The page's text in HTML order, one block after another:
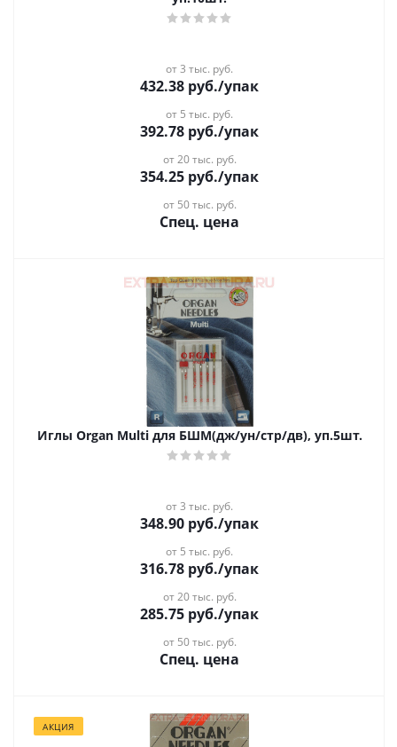
от 3 тыс. руб.
432.38 руб./упак
от 5 тыс. руб.
392.78 руб./упак
от 20 тыс. руб.
354.25 руб./упак
от 50 тыс. руб.
Спец. цена
Иглы Organ Multi для БШМ(дж/ун/стр/дв), уп.5шт.
от 3 тыс. руб.
348.90 руб./упак
от 5 тыс. руб.
316.78 руб./упак
от 20 тыс. руб.
285.75 руб./упак
от 50 тыс. руб.
Спец. цена
АКЦИЯ